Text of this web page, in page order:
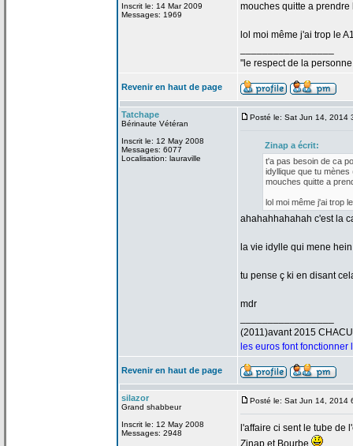
Inscrit le: 14 Mar 2009
Messages: 1969
mouches quitte a prendre
lol moi même j'ai trop le
"le respect de la
Revenir en haut de page
Tatchape
Bérinaute Vétéran
Inscrit le: 12 May 2008
Messages: 6077
Localisation: lauraville
Posté le: Sat Jun 14, 2014
Zinap a écrit:
t'a pas besoin de ca
idyllique que tu mènes
mouches quitte a
lol moi même j'ai trop
ahahahhahahah c'est la
la vie idylle qui mene
tu pense ç ki en disant
mdr
(2011)avant 2015
les euros font fonctionner
Revenir en haut de page
silazor
Grand shabbeur
Inscrit le: 12 May 2008
Messages: 2948
Posté le: Sat Jun 14, 2014
l'affaire ci sent le tube de
Zinap et Bourbe